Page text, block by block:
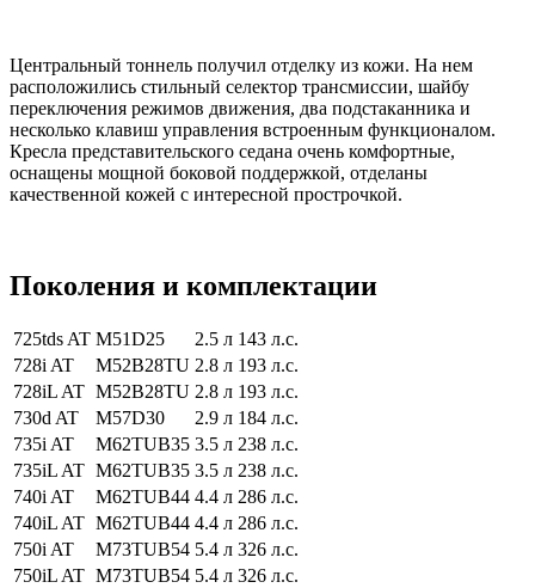
Центральный тоннель получил отделку из кожи. На нем
расположились стильный селектор трансмиссии, шайбу
переключения режимов движения, два подстаканника и
несколько клавиш управления встроенным функционалом.
Кресла представительского седана очень комфортные,
оснащены мощной боковой поддержкой, отделаны
качественной кожей с интересной прострочкой.
Поколения и комплектации
725tds AT M51D25 2.5 л 143 л.с.
728i AT
M52B28TU 2.8 л 193 л.с.
728iL AT M52B28TU 2.8 л 193 л.с.
730d AT
M57D30 2.9 л 184 л.с.
735i AT
M62TUB35 3.5 л 238 л.с.
735iL AT M62TUB35 3.5 л 238 л.с.
740i AT
M62TUB44 4.4 л 286 л.с.
740iL AT M62TUB44 4.4 л 286 л.с.
750i AT
M73TUB54 5.4 л 326 л.с.
750iL AT M73TUB54 5.4 л 326 л.с.